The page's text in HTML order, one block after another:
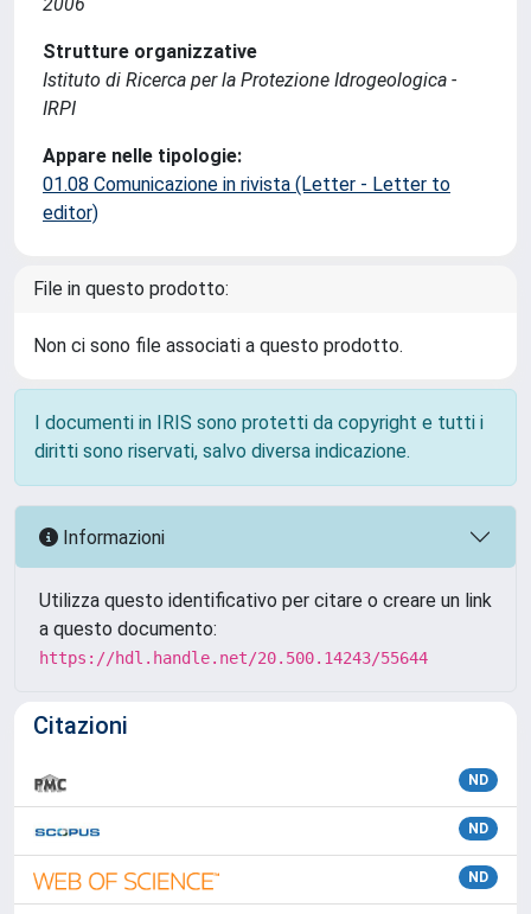
Strutture organizzative
Istituto di Ricerca per la Protezione Idrogeologica -
IRPI
Appare nelle tipologie:
01.08 Comunicazione in rivista (Letter - Letter to
editor)
File in questo prodotto:
Non ci sono file associati a questo prodotto.
I documenti in IRIS sono protetti da copyright e tutti i
diritti sono riservati, salvo diversa indicazione.
Informazioni
Utilizza questo identificativo per citare o creare un link
a questo documento:
https://hdl.handle.net/20.500.14243/55644
Citazioni
ND
ND
ND